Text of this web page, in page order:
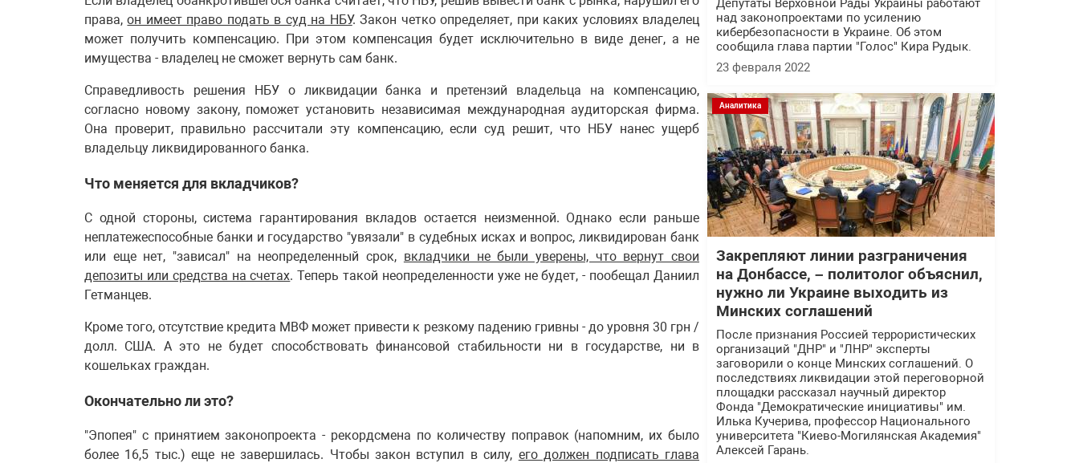
права,он имеет право подать в суд на НБУ. Закон четко определяет, при каких условиях владелец
может получить компенсацию. При этом компенсация будет исключительно в виде денег, а не
имущества - владелец не сможет вернуть сам банк.
Справедливость решения НБУ о ликвидации банка и претензий владельца на компенсацию,
согласно новому закону, поможет установить независимая международная аудиторская фирма.
Она проверит, правильно рассчитали эту компенсацию, если суд решит, что НБУ нанес ущерб
владельцу ликвидированного банка.
Что меняется для вкладчиков?
С одной стороны, система гарантирования вкладов остается неизменной. Однако если раньше
неплатежеспособные банки и государство "увязали" в судебных исках и вопрос, ликвидирован банк
или еще нет, "зависал" на неопределенный срок, вкладчики не были уверены, что вернут свои
депозиты или средства на счетах. Теперь такой неопределенности уже не будет, - пообещал Даниил
Гетманцев.
Кроме того, отсутствие кредита МВФ может привести к резкому падению гривны - до уровня 30 грн /
долл. США. А это не будет способствовать финансовой стабильности ни в государстве, ни в
кошельках граждан.
Окончательно ли это?
"Эпопея" с принятием законопроекта - рекордсмена по количеству поправок (напомним, их было
более 16,5 тыс.) еще не завершилась. Чтобы закон вступил в силу, его должен подписать глава
Депутаты Верховной Рады Украины работают
над законопроектами по усилению
кибербезопасности в Украине. Об этом
сообщила глава партии "Голос" Кира Рудык.
23 февраля 2022
Аналитика
Закрепляют линии разграничения
на Донбассе, – политолог объяснил,
нужно ли Украине выходить из
Минских соглашений
После признания Россией террористических
организаций "ДНР" и "ЛНР" эксперты
заговорили о конце Минских соглашений. О
последствиях ликвидации этой переговорной
площадки рассказал научный директор
Фонда "Демократические инициативы" им.
Илька Кучерива, профессор Национального
университета "Киево-Могилянская Академия"
Алексей Гарань.